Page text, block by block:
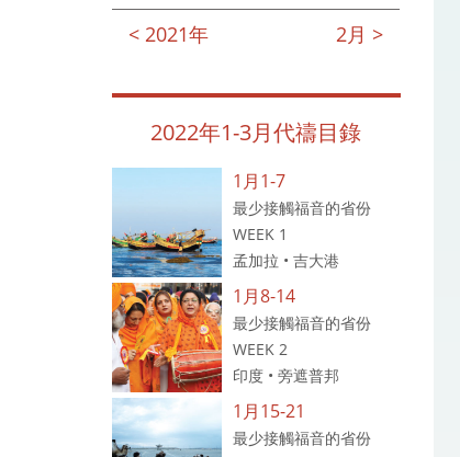
< 2021年 2月 >
2022年1-3月代禱目錄
1月1-7
最少接觸福音的省份
WEEK 1
孟加拉 • 吉大港
1月8-14
最少接觸福音的省份
WEEK 2
印度 • 旁遮普邦
1月15-21
最少接觸福音的省份